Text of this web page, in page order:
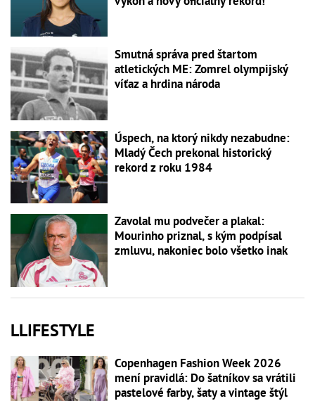
Smutná správa pred štartom
atletických ME: Zomrel olympijský
víťaz a hrdina národa
Úspech, na ktorý nikdy nezabudne:
Mladý Čech prekonal historický
rekord z roku 1984
Zavolal mu podvečer a plakal:
Mourinho priznal, s kým podpísal
zmluvu, nakoniec bolo všetko inak
LLIFESTYLE
Copenhagen Fashion Week 2026
mení pravidlá: Do šatníkov sa vrátili
pastelové farby, šaty a vintage štýl